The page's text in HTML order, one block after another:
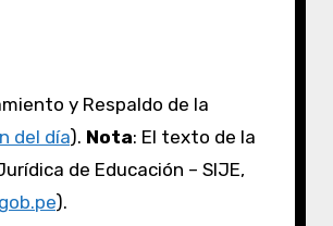
y Respaldo de la
del día). Nota: El texto de la
de Educación – SIJE,
).